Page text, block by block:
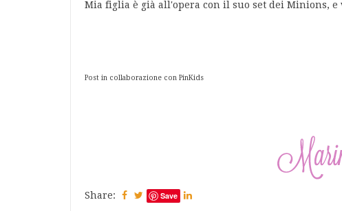
Mia figlia è già all'opera con il suo set dei Minions, e
Post in collaborazione con PinKids
Share: Save